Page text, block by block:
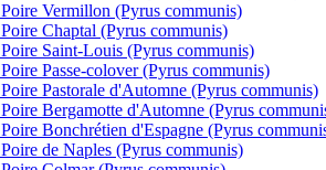
Vermillon (Pyrus communis)
Chaptal (Pyrus communis)
Saint-Louis (Pyrus communis)
Passe-colover (Pyrus communis)
Pastorale d'Automne (Pyrus communis)
Bergamotte d'Automne (Pyrus
Bonchrétien d'Espagne (Pyrus
de Naples (Pyrus communis)